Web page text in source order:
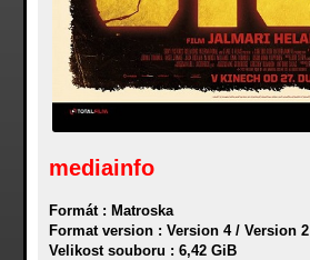
mediainfo
Formát : Matroska
Format version : Version 4 / Version 2
Velikost souboru : 6,42 GiB